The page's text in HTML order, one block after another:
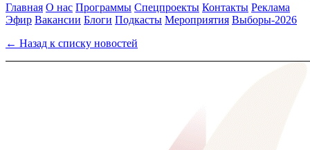
Главная О нас Программы Спецпроекты Контакты Реклама
Эфир Вакансии Блоги Подкасты Мероприятия Выборы-2026
← Назад к списку новостей